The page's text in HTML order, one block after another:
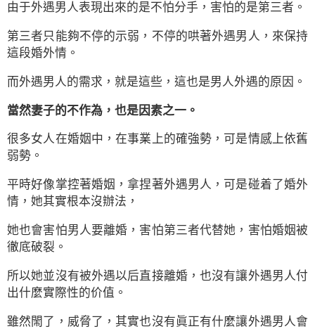
由于外遇男人表現出來的是不怕分手，害怕的是第三者。
第三者只能夠不停的示弱，不停的哄著外遇男人，來保持
這段婚外情。
而外遇男人的需求，就是這些，這也是男人外遇的原因。
當然妻子的不作為，也是因素之一。
很多女人在婚姻中，在事業上的確強勢，可是情感上依舊
弱勢。
平時好像掌控著婚姻，拿捏著外遇男人，可是碰着了婚外
情，她其實根本沒辦法，
她也會害怕男人要離婚，害怕第三者代替她，害怕婚姻被
徹底破裂。
所以她並沒有被外遇以后直接離婚，也沒有讓外遇男人付
出什麼實際性的价值。
雖然閙了，威脅了，其實也沒有眞正有什麼讓外遇男人會